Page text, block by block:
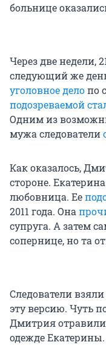
больнице
Через две недели,
следующий же
уголовное делопо
подозреваемой
Одним из
мужа следователи
Как оказалось,
стороне.
любовница. Ее
2011 года. Она
супруга. А затем
сопернице, но та
Следователи
эту версию. Чуть
Дмитрия
одежде